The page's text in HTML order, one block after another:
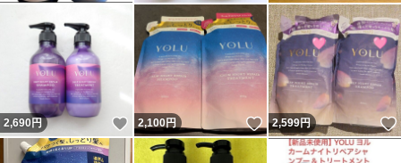
2,690円 いいね！
2,100円 いいね！
2,599円